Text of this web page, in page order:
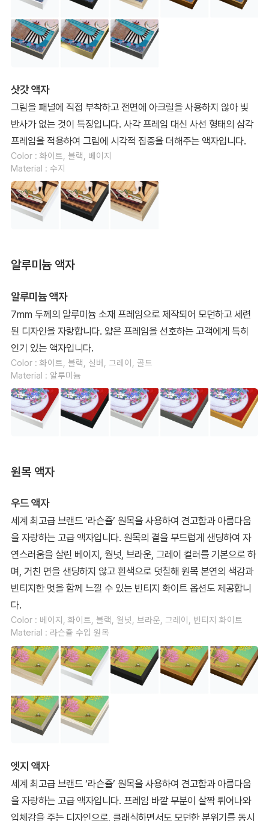
삿갓 액자
그림을 패널에 직접 부착하고 전면에 아크릴을 사용하지 않아 빛
반사가 없는 것이 특징입니다. 사각 프레임 대신 사선 형태의 삼각
프레임을 적용하여 그림에 시각적 집중을 더해주는 액자입니다.
Color : 화이트, 블랙, 베이지
Material : 수지
알루미늄 액자
알루미늄 액자
7mm 두께의 알루미늄 소재 프레임으로 제작되어 모던하고 세련
된 디자인을 자랑합니다. 얇은 프레임을 선호하는 고객에게 특히
인기 있는 액자입니다.
Color : 화이트, 블랙, 실버, 그레이, 골드
Material : 알루미늄
원목 액자
우드 액자
세계 최고급 브랜드 ‘라슨쥴’ 원목을 사용하여 견고함과 아름다움
을 자랑하는 고급 액자입니다. 원목의 결을 부드럽게 샌딩하여 자
연스러움을 살린 베이지, 월넛, 브라운, 그레이 컬러를 기본으로 하
며, 거친 면을 샌딩하지 않고 흰색으로 덧칠해 원목 본연의 색감과
빈티지한 멋을 함께 느낄 수 있는 빈티지 화이트 옵션도 제공합니
다.
Color : 베이지, 화이트, 블랙, 월넛, 브라운, 그레이, 빈티지 화이트
Material : 라슨쥴 수입 원목
엣지 액자
세계 최고급 브랜드 ‘라슨쥴’ 원목을 사용하여 견고함과 아름다움
을 자랑하는 고급 액자입니다. 프레임 바깥 부분이 살짝 튀어나와
입체감을 주는 디자인으로, 클래식하면서도 모던한 분위기를 동시